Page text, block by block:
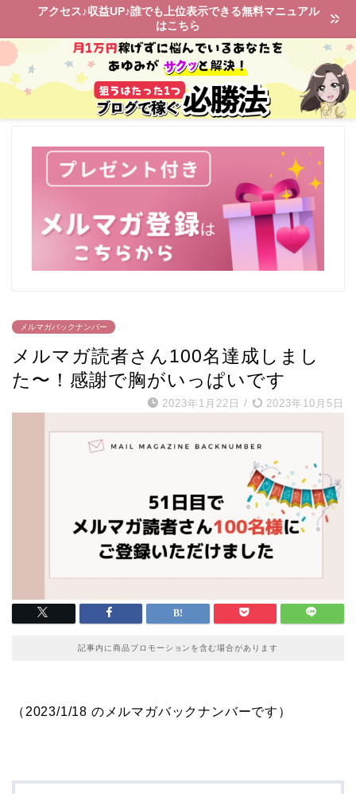
アクセス♪収益UP♪誰でも上位表示できる無料マニュアル
はこちら
メルマガバックナンバー
メルマガ読者さん100名達成しまし
た〜！感謝で胸がいっぱいです
2023年1月22日 / 2023年10月5日
記事内に商品プロモーションを含む場合があります
（2023/1/18 のメルマガバックナンバーです）